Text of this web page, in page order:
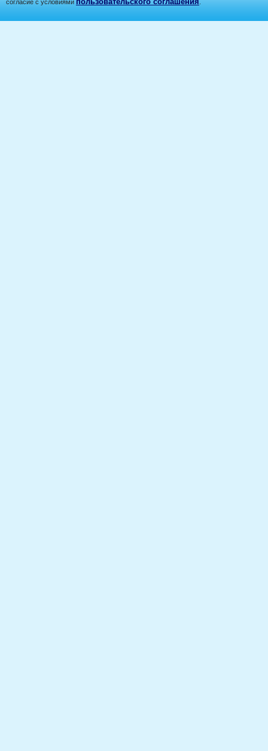
согласие с условиями